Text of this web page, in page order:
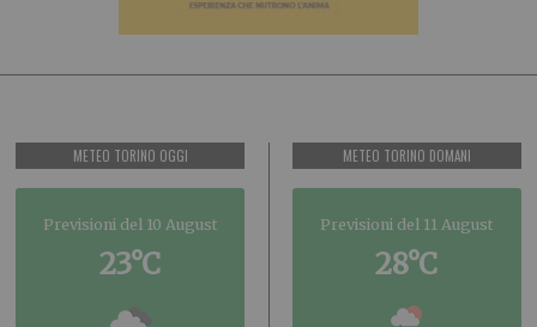
METEO TORINO OGGI
Previsioni del 10 August
23°C
METEO TORINO DOMANI
Previsioni del 11 August
28°C